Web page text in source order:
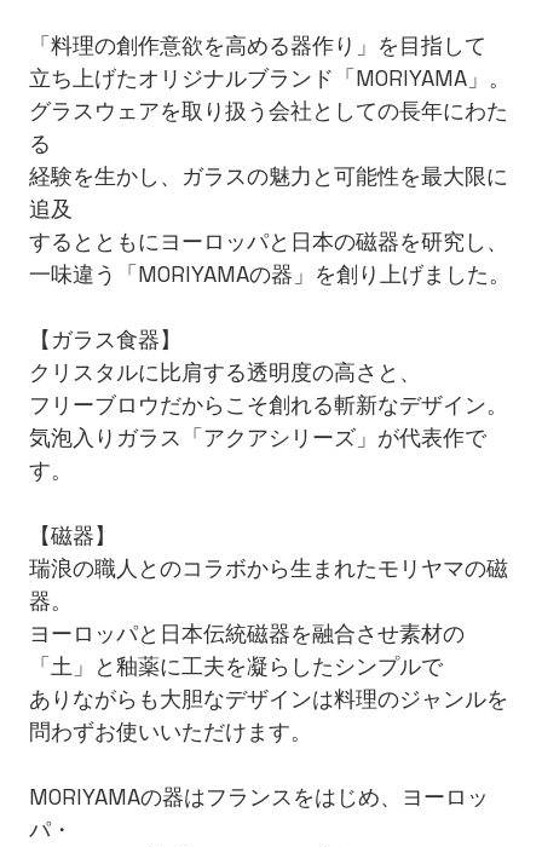
「料理の創作意欲を高める器作り」を目指して
立ち上げたオリジナルブランド「MORIYAMA」。
グラスウェアを取り扱う会社としての長年にわた
る
経験を生かし、ガラスの魅力と可能性を最大限に
追及
するとともにヨーロッパと日本の磁器を研究し、
一味違う「MORIYAMAの器」を創り上げました。
【ガラス食器】
クリスタルに比肩する透明度の高さと、
フリーブロウだからこそ創れる斬新なデザイン。
気泡入りガラス「アクアシリーズ」が代表作で
す。
【磁器】
瑞浪の職人とのコラボから生まれたモリヤマの磁
器。
ヨーロッパと日本伝統磁器を融合させ素材の
「土」と釉薬に工夫を凝らしたシンプルで
ありながらも大胆なデザインは料理のジャンルを
問わずお使いいただけます。
MORIYAMAの器はフランスをはじめ、ヨーロッ
パ・